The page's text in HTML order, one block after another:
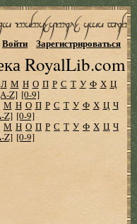
RoyalLib.com
Войти Зарегистрироваться
Л М Н О П Р С Т У Ф Х Ц
Z] [0-9]
М Н О П Р С Т У Ф Х Ц Ч
Z] [0-9]
М Н О П Р С Т У Ф Х Ц Ч
Z] [0-9]